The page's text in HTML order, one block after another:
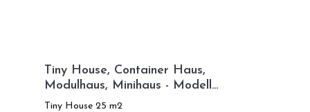
Tiny House, Container Haus,
Modulhaus, Minihaus - Modell
Green Day
Tiny House 25 m2